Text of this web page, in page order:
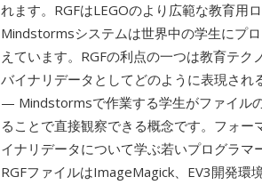
れます。RGFはLEGOのより広範な教育用
Mindstormsシステムは世界中の学生にプ
えています。RGFの利点の一つは教育テ
バイナリデータとしてどのように表現さ
— Mindstormsで作業する学生がファイル
ることで直接観察できる概念です。フォー
イナリデータについて学ぶ若いプログラマ
RGFファイルはImageMagick、EV3開発